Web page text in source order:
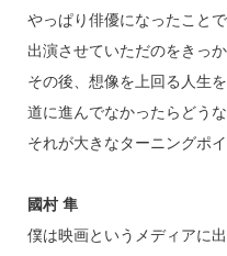
やっぱり俳優になったこと
出演させていただのをきっか
その後、想像を上回る人生
道に進んでなかったらどう
それが大きなターニングポイ
國村 隼
僕は映画というメディアに